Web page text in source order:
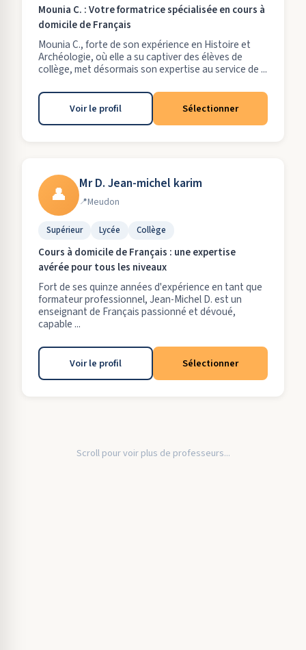
Mounia C. : Votre formatrice spécialisée en cours à
domicile de Français
Mounia C., forte de son expérience en Histoire et
Archéologie, où elle a su captiver des élèves de
collège, met désormais son expertise au service de ...
Voir le profil Sélectionner
👤 Mr D. Jean-michel karim
Meudon
Supérieur Lycée Collège
Cours à domicile de Français : une expertise
avérée pour tous les niveaux
Fort de ses quinze années d'expérience en tant que
formateur professionnel, Jean-Michel D. est un
enseignant de Français passionné et dévoué,
capable ...
Voir le profil Sélectionner
Scroll pour voir plus de professeurs...